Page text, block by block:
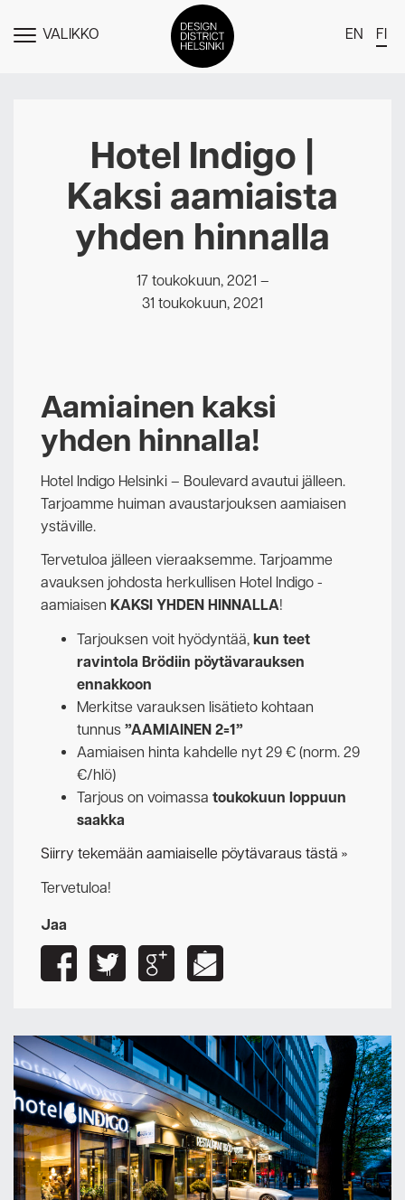
NÄYTÄVALIKKO EN FI
Jäsenet
Tapahtumat
Uutiset
Medialle
Meistä
Design District Helsingin jäsenyydestä
Hotel Indigo |
Kaksi aamiaista
yhden hinnalla
17 toukokuun, 2021 –
31 toukokuun, 2021
Aamiainen kaksi
yhden hinnalla!
Hotel Indigo Helsinki – Boulevard avautui jälleen.
Tarjoamme huiman avaustarjouksen aamiaisen
ystäville.
Tervetuloa jälleen vieraaksemme. Tarjoamme
avauksen johdosta herkullisen Hotel Indigo -
aamiaisen KAKSI YHDEN HINNALLA!
Tarjouksen voit hyödyntää,kun teet
ravintola Brödiin pöytävarauksen
ennakkoon
Merkitse varauksen lisätieto kohtaan
tunnus”AAMIAINEN 2=1”
Aamiaisen hinta kahdelle nyt 29 € (norm. 29
€/hlö)
Tarjous on voimassa toukokuun loppuun
saakka
Siirry tekemään aamiaiselle pöytävaraus tästä »
Tervetuloa!
Jaa